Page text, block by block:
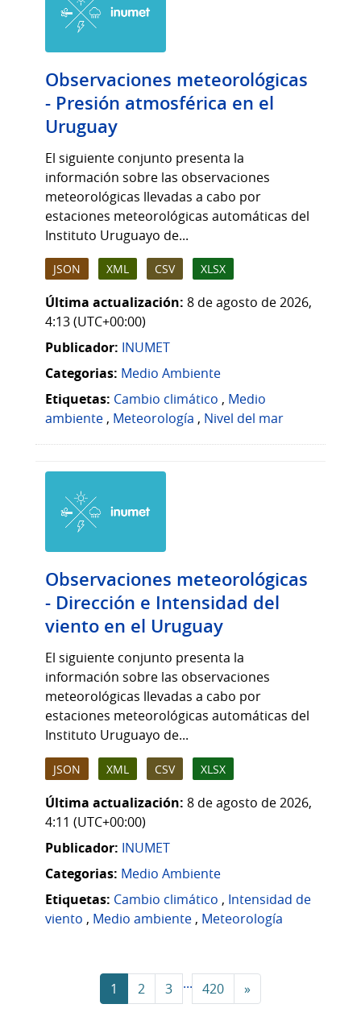
Observaciones meteorológicas
- Presión atmosférica en el
Uruguay
El siguiente conjunto presenta la
información sobre las observaciones
meteorológicas llevadas a cabo por
estaciones meteorológicas automáticas del
Instituto Uruguayo de...
JSON XML CSV XLSX
Última actualización: 8 de agosto de 2026,
4:13 (UTC+00:00)
Publicador: INUMET
Categorias: Medio Ambiente
Etiquetas: Cambio climático , Medio
ambiente , Meteorología , Nivel del mar
Observaciones meteorológicas
- Dirección e Intensidad del
viento en el Uruguay
El siguiente conjunto presenta la
información sobre las observaciones
meteorológicas llevadas a cabo por
estaciones meteorológicas automáticas del
Instituto Uruguayo de...
JSON XML CSV XLSX
Última actualización: 8 de agosto de 2026,
4:11 (UTC+00:00)
Publicador: INUMET
Categorias: Medio Ambiente
Etiquetas: Cambio climático , Intensidad de
viento , Medio ambiente , Meteorología
1 2 3 ... 420 »